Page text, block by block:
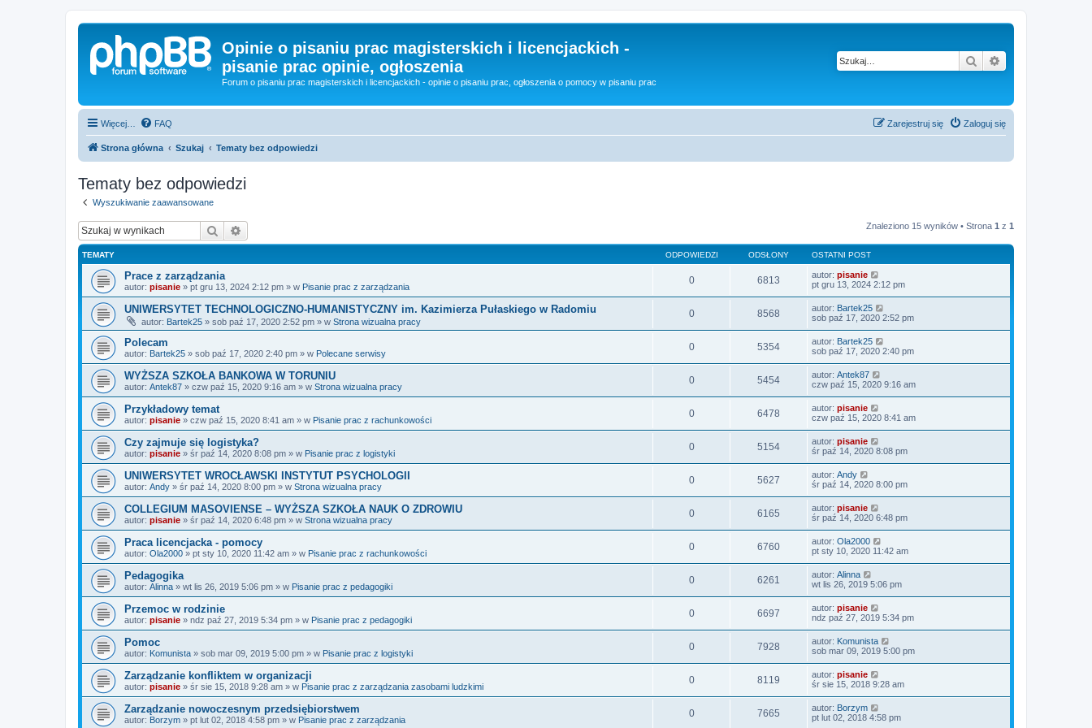
Opinie o pisaniu prac magisterskich i licencjackich -
pisanie prac opinie, ogłoszenia
Forum o pisaniu prac magisterskich i licencjackich - opinie o pisaniu prac, ogłoszenia o pomocy w pisaniu prac
Szukaj
Więcej… FAQ Zaloguj się
Zarejestruj się
Strona główna Szukaj Tematy bez odpowiedzi
Tematy bez odpowiedzi
Wyszukiwanie zaawansowane
Szukaj Znaleziono 15 wyników • Strona 1 z 1
TEMATY ODPOWIEDZI ODSŁONY OSTATNI POST
Prace z zarządzania
autor: pisanie » pt gru 13, 2024 2:12 pm » w Pisanie prac z zarządzania
0 6813 autor: pisanie
pt gru 13, 2024 2:12 pm
UNIWERSYTET TECHNOLOGICZNO-HUMANISTYCZNY im. Kazimierza Pułaskiego w Radomiu
autor: Bartek25 » sob paź 17, 2020 2:52 pm » w Strona wizualna pracy
0 8568 autor: Bartek25
sob paź 17, 2020 2:52 pm
Polecam
autor: Bartek25 » sob paź 17, 2020 2:40 pm » w Polecane serwisy
0 5354 autor: Bartek25
sob paź 17, 2020 2:40 pm
WYŻSZA SZKOŁA BANKOWA W TORUNIU
autor: Antek87 » czw paź 15, 2020 9:16 am » w Strona wizualna pracy
0 5454 autor: Antek87
czw paź 15, 2020 9:16 am
Przykładowy temat
autor: pisanie » czw paź 15, 2020 8:41 am » w Pisanie prac z rachunkowości
0 6478 autor: pisanie
czw paź 15, 2020 8:41 am
Czy zajmuje się logistyka?
autor: pisanie » śr paź 14, 2020 8:08 pm » w Pisanie prac z logistyki
0 5154 autor: pisanie
śr paź 14, 2020 8:08 pm
UNIWERSYTET WROCŁAWSKI INSTYTUT PSYCHOLOGII
autor: Andy » śr paź 14, 2020 8:00 pm » w Strona wizualna pracy
0 5627 autor: Andy
śr paź 14, 2020 8:00 pm
COLLEGIUM MASOVIENSE – WYŻSZA SZKOŁA NAUK O ZDROWIU
autor: pisanie » śr paź 14, 2020 6:48 pm » w Strona wizualna pracy
0 6165 autor: pisanie
śr paź 14, 2020 6:48 pm
Praca licencjacka - pomocy
autor: Ola2000 » pt sty 10, 2020 11:42 am » w Pisanie prac z rachunkowości
0 6760 autor: Ola2000
pt sty 10, 2020 11:42 am
Pedagogika
autor: Alinna » wt lis 26, 2019 5:06 pm » w Pisanie prac z pedagogiki
0 6261 autor: Alinna
wt lis 26, 2019 5:06 pm
Przemoc w rodzinie
autor: pisanie » ndz paź 27, 2019 5:34 pm » w Pisanie prac z pedagogiki
0 6697 autor: pisanie
ndz paź 27, 2019 5:34 pm
Pomoc
autor: Komunista » sob mar 09, 2019 5:00 pm » w Pisanie prac z logistyki
0 7928 autor: Komunista
sob mar 09, 2019 5:00 pm
Zarządzanie konfliktem w organizacji
autor: pisanie » śr sie 15, 2018 9:28 am » w Pisanie prac z zarządzania zasobami ludzkimi
0 8119 autor: pisanie
śr sie 15, 2018 9:28 am
Zarządzanie nowoczesnym przedsiębiorstwem
autor: Borzym » pt lut 02, 2018 4:58 pm » w Pisanie prac z zarządzania
0 7665 autor: Borzym
pt lut 02, 2018 4:58 pm